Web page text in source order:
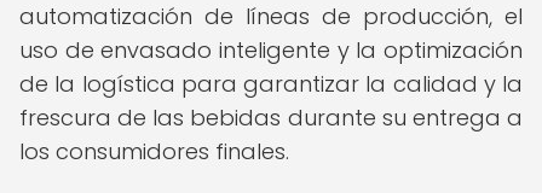
automatización de líneas de producción, el
uso de envasado inteligente y la optimización
de la logística para garantizar la calidad y la
frescura de las bebidas durante su entrega a
los consumidores finales.